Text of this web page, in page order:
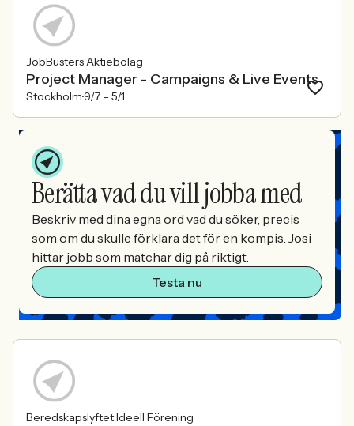
JobBusters Aktiebolag
Project Manager - Campaigns & Live Events
Stockholm 9/7 – 5/1
Berätta vad du vill jobba med
Beskriv med dina egna ord vad du söker, precis
som om du skulle förklara det för en kompis. Josi
hittar jobb som matchar dig på riktigt.
Testa nu
Beredskapslyftet Ideell Förening